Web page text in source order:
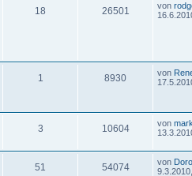
18 26501 von
1 8930 von
3 10604 von
51 54074 von Doro